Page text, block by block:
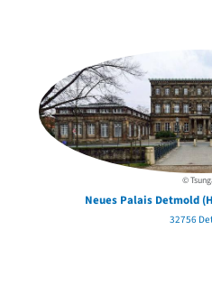
©
Neues Palais Detmold
32756